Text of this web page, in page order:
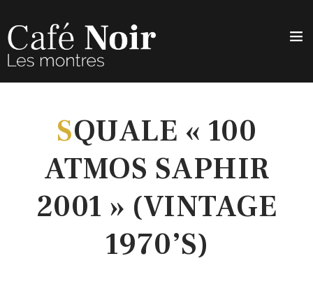
SQUALE « 100
ATMOS SAPHIR
2001 » (VINTAGE
1970’S)